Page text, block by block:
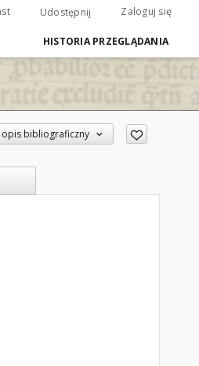
Udostępnij Zaloguj się
HISTORIA PRZEGLĄDANIA
bibliograficzny